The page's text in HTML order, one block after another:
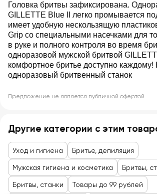
Головка бритвы зафиксирована.
GILLETTE Blue II легко промывается
имеет удобную нескользящую
Grip со специальными насечками для
в руке и полного контроля во время
одноразовой мужской бритвой
комфортное бритье доступно каждому!
одноразовый бритвенный станок
Предложение не является публичной офертой
Другие категории с этим
Уход и гигиена Бритье, депиляция
Мужская гигиена и косметика Бритвы,
Бритвы, станки Товары до 99 рублей